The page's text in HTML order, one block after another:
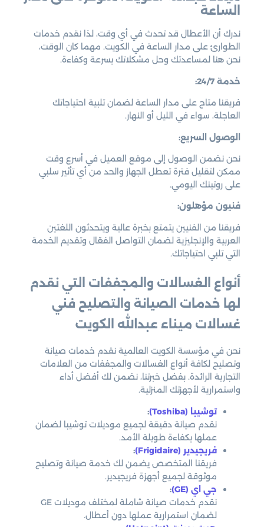
الساعة
ندرك أن الأعطال قد تحدث في أي وقت، لذا نقدم خدمات
الطوارئ على مدار الساعة في الكويت. مهما كان الوقت،
نحن هنا لمساعدتك وحل مشكلاتك بسرعة وكفاءة.
خدمة 24/7:
فريقنا متاح على مدار الساعة لضمان تلبية احتياجاتك
العاجلة، سواء في الليل أو النهار.
الوصول السريع:
نحن نضمن الوصول إلى موقع العميل في أسرع وقت
ممكن لتقليل فترة تعطل الجهاز والحد من أي تأثير سلبي
على روتينك اليومي.
فنيون مؤهلون:
فريقنا من الفنيين يتمتع بخبرة عالية ويتحدثون اللغتين
العربية والإنجليزية لضمان التواصل الفعّال وتقديم الخدمة
التي تلبي احتياجاتك.
أنواع الغسالات والمجففات التي نقدم
لها خدمات الصيانة والتصليح فني
غسالات ميناء عبدالله الكويت
نحن في مؤسسة الكويت العالمية نقدم خدمات صيانة
وتصليح لكافة أنواع الغسالات والمجففات من العلامات
التجارية الرائدة. بفضل خبرتنا، نضمن لك أفضل أداء
واستمرارية لأجهزتك المنزلية.
توشيبا (Toshiba)
:
نقدم صيانة دقيقة لجميع موديلات توشيبا لضمان
عملها بكفاءة طويلة الأمد.
فريجيدير (Frigidaire)
:
فريقنا المتخصص يضمن لك خدمة صيانة وتصليح
موثوقة لجميع أجهزة فريجيدير.
جي اي (GE)
:
نقدم خدمات صيانة شاملة لمختلف موديلات GE
لضمان استمرارية عملها دون أعطال.